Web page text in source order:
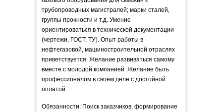
трубопроводных магистралей; марки сталей,
группы прочности и т.д. Умение
ориентироваться в технической документации
(чертежи, ГОСТ, ТУ). Опыт работы в
нефтегазовой, машиностроительной отраслях
приветствуется. Желание развиваться самому
вместе с молодой компанией. Желание быть
профессионалом в своем деле с достойной
оплатой.
Обязанности: Поиск заказчиков, формирование